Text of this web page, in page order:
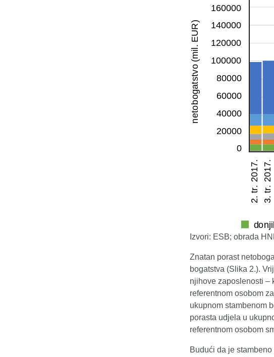
Izvori: ESB; obrada
Znatan porast
bogatstva (Slika 2.).
njihove zaposlenosti –
referentnom osobom
ukupnom stambenom
porasta udjela u
referentnom osobom
Budući da je